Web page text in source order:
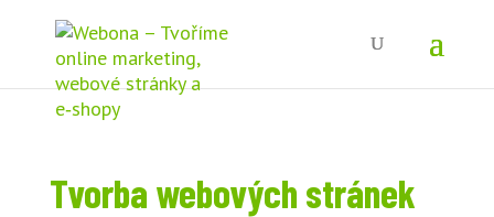
Tvorba webových stránek